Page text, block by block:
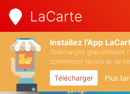
LaCarte
Installez l'App
Téléchargez gratuitement
commerces favoris et ne
Télécharger Plus